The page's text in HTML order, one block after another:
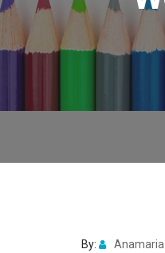
By: Anamaria